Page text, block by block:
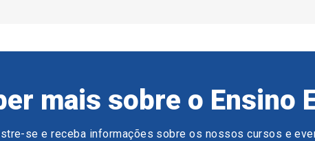
mais sobre o Ensino
se e receba informações sobre os nossos cursos e